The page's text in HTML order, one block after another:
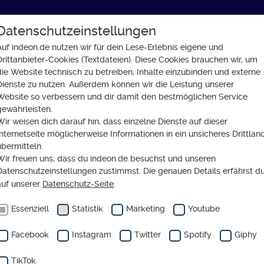
GLAUBE SOZIALES
weniger mitfiebern als bei der EM
Fans bei Olympia
als bei der EM
indeon.de nutzen wir für dein Lese-Erlebnis eigene und
Cookies (Textdateien). Diese Cookies brauchen wir, um
Website technisch zu betreiben, Inhalte einzubinden und externe
zu nutzen. Außerdem können wir die Leistung unserer
so verbessern und dir damit den bestmöglichen Service
weisen dich darauf hin, dass einzelne Dienste auf dieser
möglicherweise Informationen in ein unsicheres
freuen uns, dass du indeon.de besuchst und unseren
zustimmst. Die genauen Details erfährst
unserer Datenschutz-Seite
Essenziell Statistik Marketing Youtube
Facebook Instagram Twitter Spotify Giphy
TikTok